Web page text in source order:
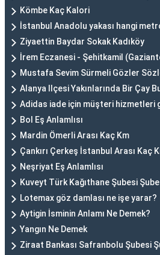
Kömbe Kaç Kalori
İstanbul Anadolu yakası hangi
Ziyaettin Baydar Sokak Kadıköy
İrem Eczanesi - Şehitkamil
Mustafa Sevim Sürmeli Gözler
Alanya Ilçesi Yakınlarında Bir Çay
Adidas iade için müşteri hizmetleri
Bol Eş Anlamlısı
Mardin Ömerli Arası Kaç Km
Çankırı Çerkeş İstanbul Arası Kaç
Neşriyat Eş Anlamlısı
Kuveyt Türk Kağıthane Şubesi
Lotemax göz damlası ne işe yarar?
Aytigin İsminin Anlamı Ne Demek?
Yangın Ne Demek
Ziraat Bankası Safranbolu Şubesi